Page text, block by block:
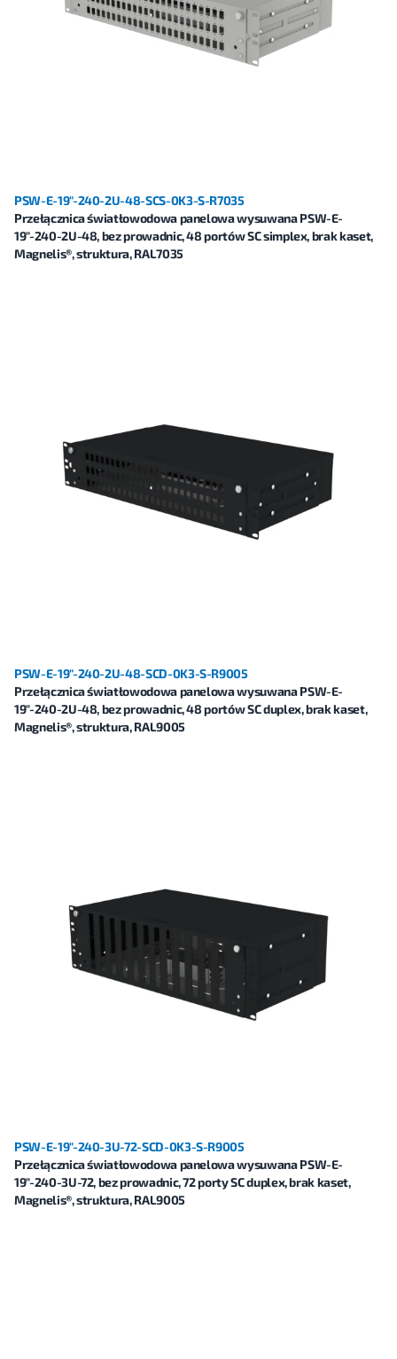
PSW-E-19"-240-2U-48-SCS-0K3-S-R7035
Przełącznica światłowodowa panelowa wysuwana PSW-E-
19"-240-2U-48, bez prowadnic, 48 portów SC simplex, brak kaset,
Magnelis®, struktura, RAL7035
PSW-E-19"-240-2U-48-SCD-0K3-S-R9005
Przełącznica światłowodowa panelowa wysuwana PSW-E-
19"-240-2U-48, bez prowadnic, 48 portów SC duplex, brak kaset,
Magnelis®, struktura, RAL9005
PSW-E-19"-240-3U-72-SCD-0K3-S-R9005
Przełącznica światłowodowa panelowa wysuwana PSW-E-
19"-240-3U-72, bez prowadnic, 72 porty SC duplex, brak kaset,
Magnelis®, struktura, RAL9005